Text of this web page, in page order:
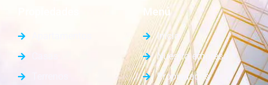
Menú
Inicio
Nuestra empresa
Propiedades